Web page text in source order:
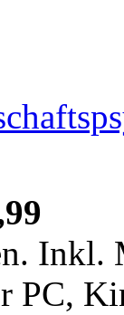
Inkl.
PC,